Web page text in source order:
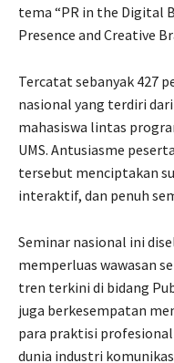
tema “PR in the Digital
Presence and Creative
Tercatat sebanyak 427
nasional yang terdiri
mahasiswa lintas
UMS. Antusiasme
tersebut menciptakan
interaktif, dan penuh
Seminar nasional ini
memperluas wawasan
tren terkini di bidang
juga berkesempatan
para praktisi
dunia industri